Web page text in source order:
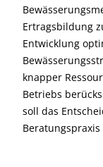
Ertragsbildung
Entwicklung
knapper
Betriebs
soll das